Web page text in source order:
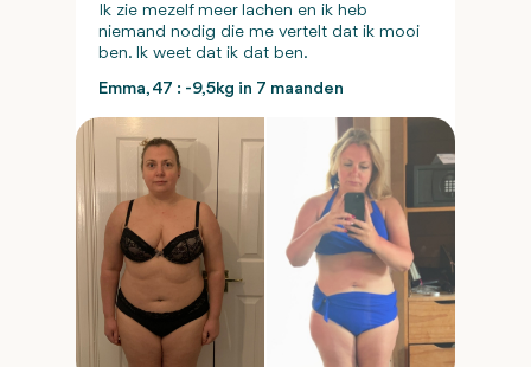
Emma, 47 : -9,5kg in 7 maanden
Ik zie mezelf meer lachen en ik heb
niemand nodig die me vertelt dat ik mooi
ben. Ik weet dat ik dat ben.